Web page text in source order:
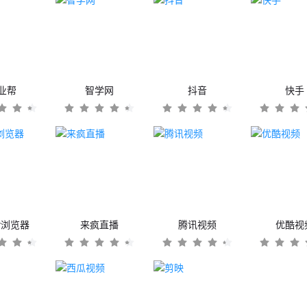
帮 智学网 抖音 快手
览器 来疯直播 腾讯视频 优酷视